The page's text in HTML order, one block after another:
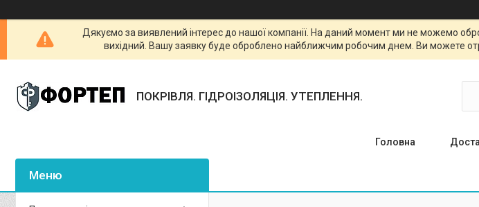
Дякуємо за виявлений інтерес до нашої компанії. На даний момент ми не можемо
вихідний. Вашу заявку буде оброблено найближчим робочим днем. Ви можете
ПОКРІВЛЯ. ГІДРОІЗОЛЯЦІЯ. УТЕПЛЕННЯ.
Головна